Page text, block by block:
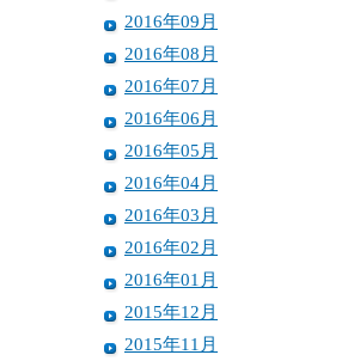
2016年09月
2016年08月
2016年07月
2016年06月
2016年05月
2016年04月
2016年03月
2016年02月
2016年01月
2015年12月
2015年11月